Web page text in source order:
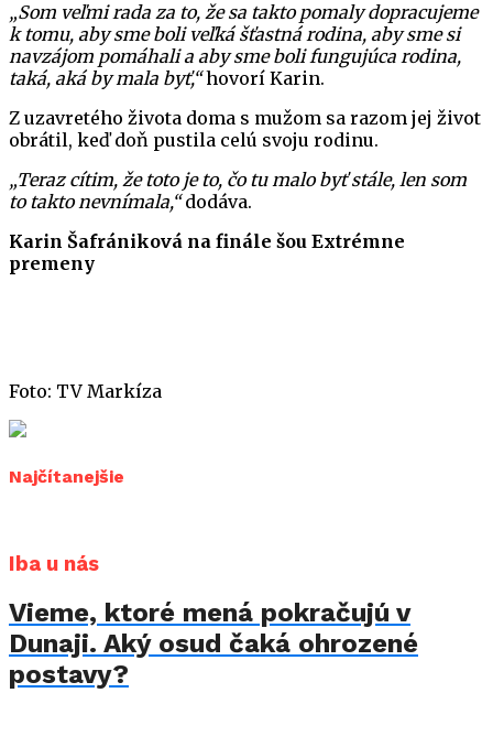
„Som veľmi rada za to, že sa takto pomaly dopracujeme
k tomu, aby sme boli veľká šťastná rodina, aby sme si
navzájom pomáhali a aby sme boli fungujúca rodina,
taká, aká by mala byť,“hovorí Karin.
Z uzavretého života doma s mužom sa razom jej život
obrátil, keď doň pustila celú svoju rodinu.
„Teraz cítim, že toto je to, čo tu malo byť stále, len som
to takto nevnímala,“dodáva.
Karin Šafrániková na finále šou Extrémne
premeny
Foto: TV Markíza
Najčítanejšie
Iba u nás
Vieme, ktoré mená pokračujú v
Dunaji. Aký osud čaká ohrozené
postavy?